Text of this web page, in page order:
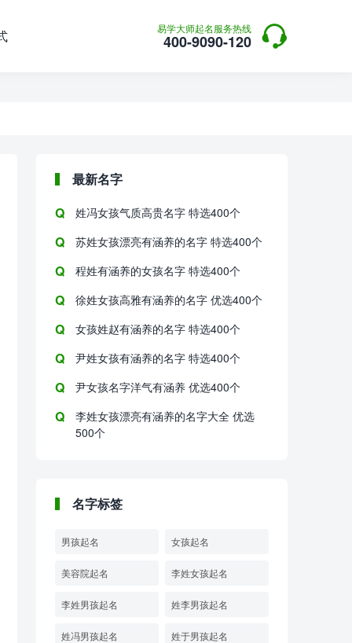
易学大师起名服务热线
400-9090-120 
最新名字
姓冯女孩气质高贵名字 特选400个
苏姓女孩漂亮有涵养的名字 特选400个
程姓有涵养的女孩名字 特选400个
徐姓女孩高雅有涵养的名字 优选400个
女孩姓赵有涵养的名字 特选400个
尹姓女孩有涵养的名字 特选400个
尹女孩名字洋气有涵养 优选400个
李姓女孩漂亮有涵养的名字大全 优选
500个
名字标签
男孩起名 女孩起名
美容院起名 李姓女孩起名
李姓男孩起名 姓李男孩起名
姓冯男孩起名 姓于男孩起名